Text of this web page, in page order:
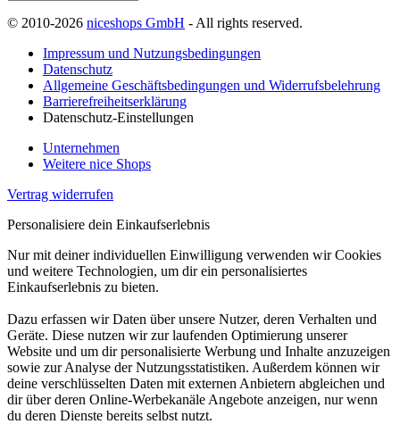
© 2010-2026 niceshops GmbH - All rights reserved.
Impressum und Nutzungsbedingungen
Datenschutz
Allgemeine Geschäftsbedingungen und Widerrufsbelehrung
Barrierefreiheitserklärung
Datenschutz-Einstellungen
Unternehmen
Weitere nice Shops
Vertrag widerrufen
Personalisiere dein Einkaufserlebnis
Nur mit deiner individuellen Einwilligung verwenden wir Cookies
und weitere Technologien, um dir ein personalisiertes
Einkaufserlebnis zu bieten.
Dazu erfassen wir Daten über unsere Nutzer, deren Verhalten und
Geräte. Diese nutzen wir zur laufenden Optimierung unserer
Website und um dir personalisierte Werbung und Inhalte anzuzeigen
sowie zur Analyse der Nutzungsstatistiken. Außerdem können wir
deine verschlüsselten Daten mit externen Anbietern abgleichen und
dir über deren Online-Werbekanäle Angebote anzeigen, nur wenn
du deren Dienste bereits selbst nutzt.